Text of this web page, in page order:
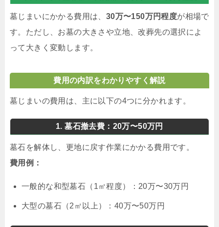
墓じまいにかかる費用は、 30万〜150万円程度が相場で
す。ただし、お墓の大きさや立地、改葬先の選択によ
って大きく変動します。
費用の内訳をわかりやすく解説
墓じまいの費用は、主に以下の4つに分かれます。
1. 墓石撤去費：20万〜50万円
墓石を解体し、更地に戻す作業にかかる費用です。
費用例：
一般的な和型墓石（1㎡程度）：20万〜30万円
大型の墓石（2㎡以上）：40万〜50万円